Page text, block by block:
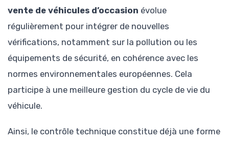
vente de véhicules d’occasion évolue
régulièrement pour intégrer de nouvelles
vérifications, notamment sur la pollution ou les
équipements de sécurité, en cohérence avec les
normes environnementales européennes. Cela
participe à une meilleure gestion du cycle de vie du
véhicule.
Ainsi, le contrôle technique constitue déjà une forme